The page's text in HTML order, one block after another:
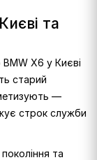
та
X6 у Києві
старий
—
строк служби
та